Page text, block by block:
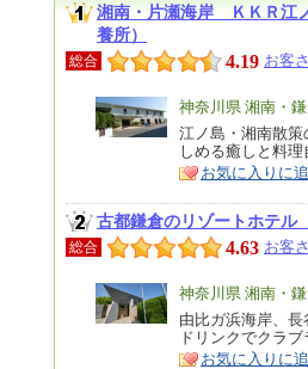
湘南・片瀬海岸 ＫＫＲ江
養所）
総合 4.19 お客
エ
リ
ア
神奈川県 湘南・
特
徴
江ノ島・湘南散
しめる癒しと料
お気に入りに
古都鎌倉のリゾートホテ
総合 4.63 お客
エ
リ
ア
神奈川県 湘南・
特
徴
由比ガ浜海岸、
ドリンクでクラ
お気に入りに